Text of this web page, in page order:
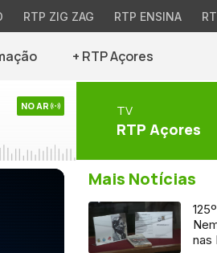
RTP ZIG ZAG RTP ENSINA
+ RTP Açores
NO AR TV
RTP Açores
Mais Notícias
nas